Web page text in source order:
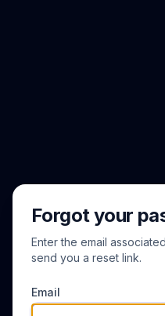
Forgot your
Enter the email
send you a reset link.
Email